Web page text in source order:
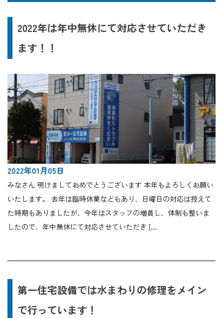
2022年は年中無休にて対応させていただき
ます！！
2022年01月05日
みなさん 明けましておめでとうございます 本年もよろしくお願い
いたします。 去年は臨時休業などもあり、日曜日の対応は控えて
た時期もありましたが、今年はスタッフの増員し、体制も整いま
したので、年中無休にて対応させていただき […
第一住宅設備では水まわりの修理をメイン
で行っています！